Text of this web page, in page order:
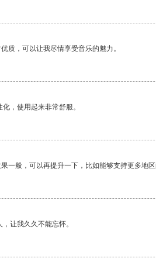
质，可以让我尽情享受音乐的魅力。
，使用起来非常舒服。
一般，可以再提升一下，比如能够支持更多地区
让我久久不能忘怀。